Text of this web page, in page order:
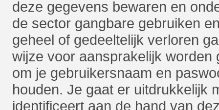
deze gegevens bewaren en
de sector gangbare gebruiken
geheel of gedeeltelijk verloren
wijze voor aansprakelijk
om je gebruikersnaam en
houden. Je gaat er uitdrukkelijk
identificeert aan de hand van